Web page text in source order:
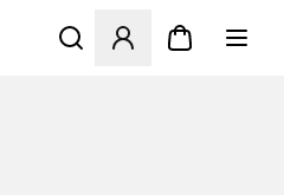
Åbner en Modal til at